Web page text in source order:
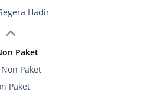
Hadir
Paket
Paket
Paket